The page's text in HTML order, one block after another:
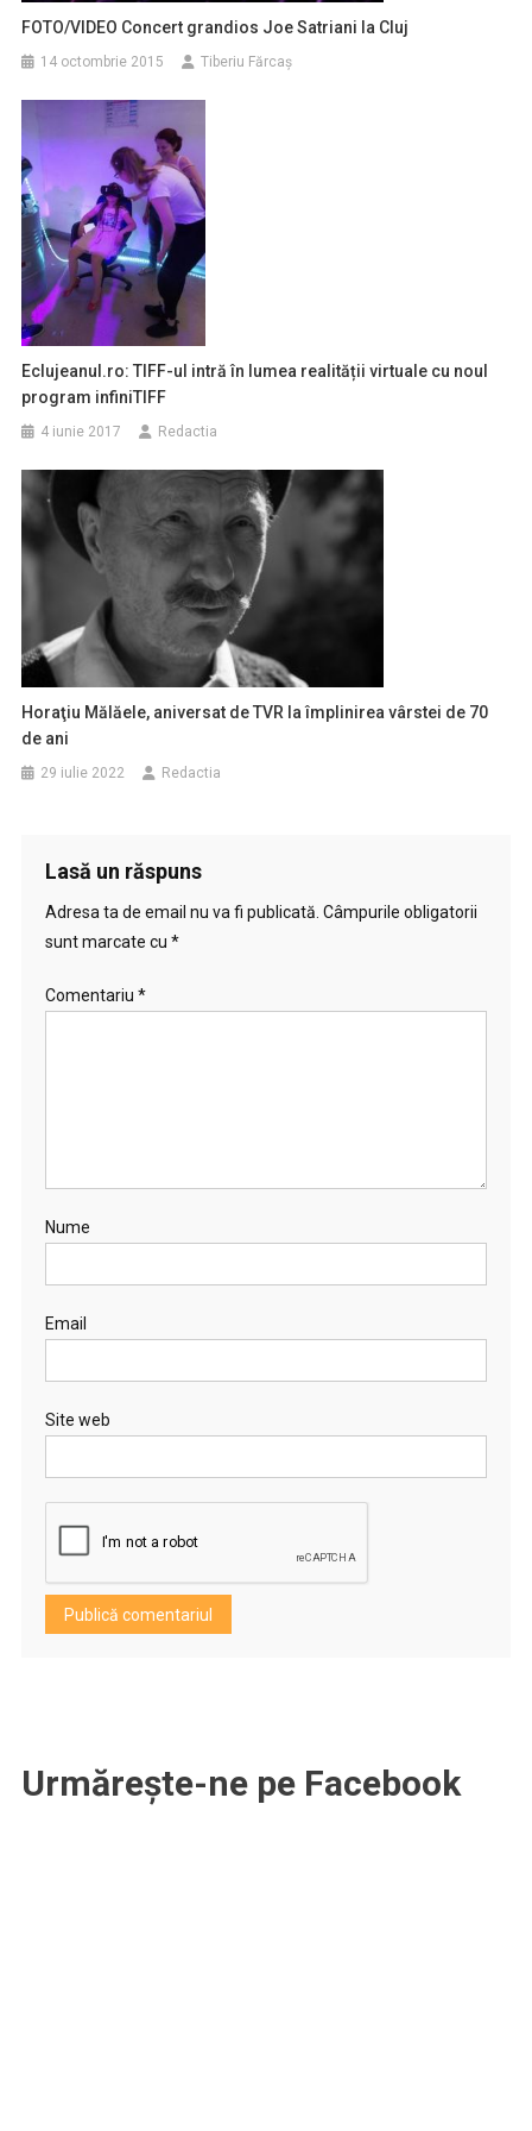
FOTO/VIDEO Concert grandios Joe Satriani la Cluj
14 octombrie 2015 Tiberiu Fărcaş
Eclujeanul.ro: TIFF-ul intră în lumea realității virtuale cu noul
program infiniTIFF
4 iunie 2017 Redactia
Horaţiu Mălăele, aniversat de TVR la împlinirea vârstei de 70
de ani
29 iulie 2022 Redactia
Lasă un răspuns
Adresa ta de email nu va fi publicată. Câmpurile obligatorii
sunt marcate cu *
Comentariu *
Nume
Email
Site web
Urmărește-ne pe Facebook